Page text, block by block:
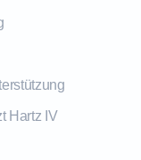
Hartz IV